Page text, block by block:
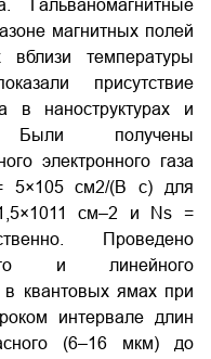
Гальваномагнитные
магнитных полей
температуры
присутствие
в наноструктурах и
Были получены
электронного газа
5×105 см2/(В с) для
см–2 и Ns =
Проведено
и линейного
в квантовых ямах при
интервале длин
(6–16 мкм) до